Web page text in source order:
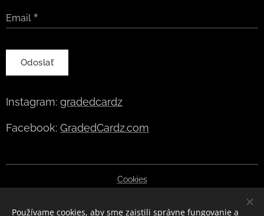
Email
Odoslať
Instagram: gradedcardz
Facebook: GradedCardz.com
Cookies
Používame cookies, aby sme zaistili správne fungovanie a